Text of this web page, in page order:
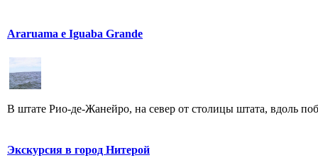
Araruama e Iguaba Grande
В штате Рио-де-Жанейро, на север от столицы штата, вдоль
Экскурсия в город Нитерой